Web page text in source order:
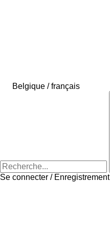
Belgique / français
Se connecter / Enregistrement